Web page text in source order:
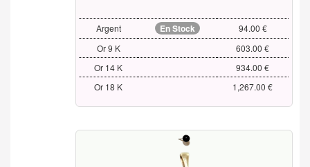
Argent En Stock
94.00 €
Or 9 K
603.00 €
Or 14 K
934.00 €
Or 18 K
1,267.00 €